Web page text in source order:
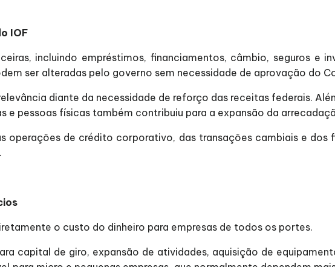
IOF
incluindo empréstimos, financiamentos, câmbio, seguros e
ser alteradas pelo governo sem necessidade de aprovação do
diante da necessidade de reforço das receitas federais.
e pessoas físicas também contribuiu para a expansão da
operações de crédito corporativo, das transações cambiais e dos
o custo do dinheiro para empresas de todos os portes.
capital de giro, expansão de atividades, aquisição de